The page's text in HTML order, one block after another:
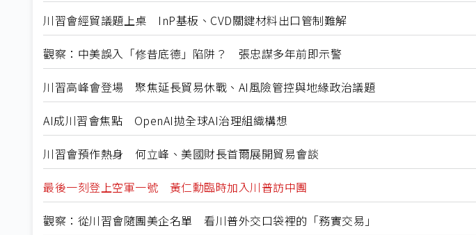
川習會經貿議題上桌 InP基板、CVD關鍵材料出口管制難解
觀察：中美誤入「修昔底德」陷阱？ 張忠謀多年前即示警
川習高峰會登場 聚焦延長貿易休戰、AI風險管控與地緣政治議題
AI成川習會焦點 OpenAI拋全球AI治理組織構想
川習會預作熱身 何立峰、美國財長首爾展開貿易會談
最後一刻登上空軍一號 黃仁勳臨時加入川普訪中團
觀察：從川習會隨團美企名單 看川普外交口袋裡的「務實交易」